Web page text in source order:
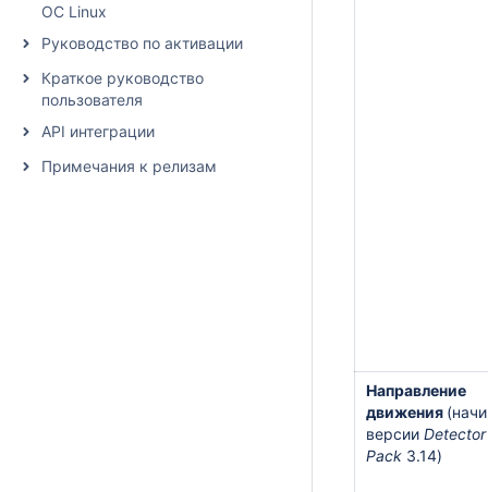
ОС Linux
Руководство по активации
Краткое руководство
пользователя
API интеграции
Примечания к релизам
Направление
движения
версии Detector
Pack 3.14)